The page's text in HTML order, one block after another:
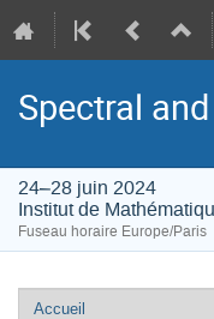
Spectral
24–28 juin 2024
Institut de
Fuseau horaire Europe/Paris
Menu
Accueil